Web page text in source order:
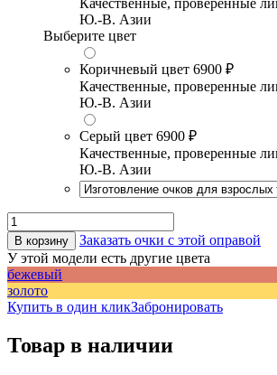
Качественные, проверенные
Ю.-В. Азии
Выберите цвет
Коричневый цвет 6900 ₽
Качественные, проверенные
Ю.-В. Азии
Серый цвет 6900 ₽
Качественные, проверенные
Ю.-В. Азии
В корзину
Заказать очки с этой оправой
У этой модели есть другие цвета
бежевый
золото
Купить в один кликЗабронировать
Товар в наличии